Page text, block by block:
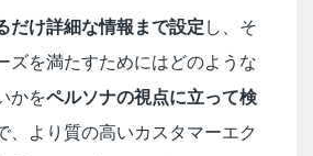
だけ詳細な情報まで設定 し、そ
ズを満たすためにはどのような
かをペルソナの視点に立って検
、より質の高いカスタマーエク